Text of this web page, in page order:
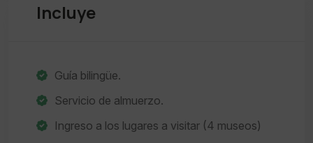
Incluye
Guía bilingüe.
Servicio de almuerzo.
Ingreso a los lugares a visitar (4 museos)